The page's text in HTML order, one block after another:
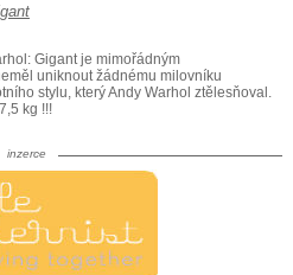
Gigant je mimořádným
uniknout žádnému milovníku
stylu, který Andy Warhol ztělesňoval.
kg !!!
inzerce